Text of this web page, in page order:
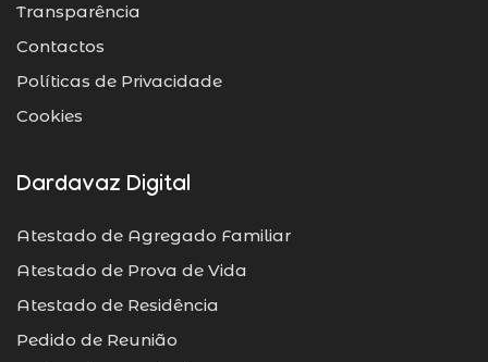
Transparência
Contactos
Políticas de Privacidade
Cookies
Dardavaz Digital
Atestado de Agregado Familiar
Atestado de Prova de Vida
Atestado de Residência
Pedido de Reunião